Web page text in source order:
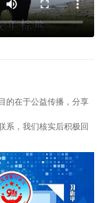
的在于公益传播，分享
系，我们核实后积极回